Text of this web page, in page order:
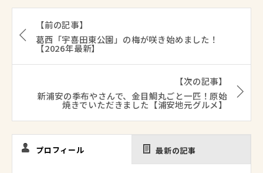
【前の記事】
葛西「宇喜田東公園」の梅が咲き始めました！
【2026年最新】
【次の記事】
新浦安の季布やさんで、金目鯛丸ごと一匹！原始
焼きでいただきました【浦安地元グルメ】
プロフィール 最新の記事